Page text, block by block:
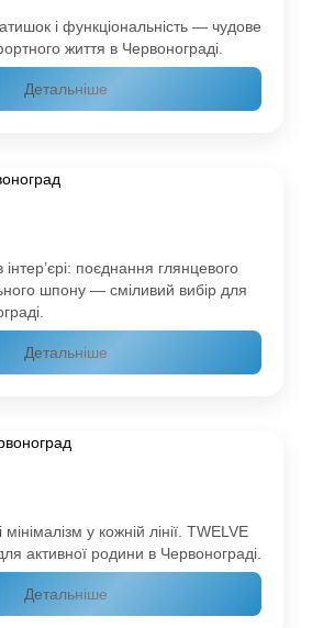
і функціональність — чудове
життя в Червонограді.
Детальніше
поєднання глянцевого
шпону — сміливий вибір для
Детальніше
мінімалізм у кожній лінії. TWELVE
активної родини в Червонограді.
Детальніше